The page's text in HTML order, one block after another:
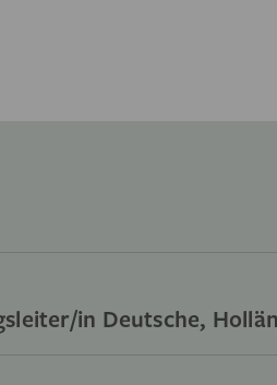
in Deutsche,